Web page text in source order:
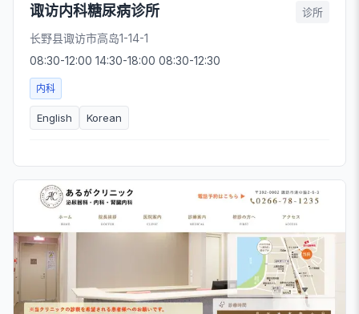
诹访内科糖尿病诊所 诊所
长野县诹访市高岛1-14-1
08:30-12:00 14:30-18:00 08:30-12:30
内科
English Korean